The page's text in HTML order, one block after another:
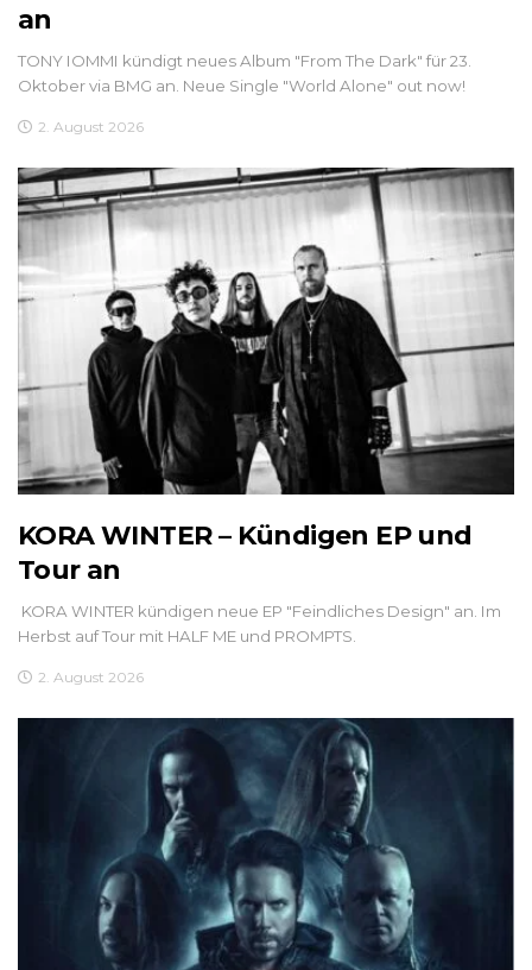
an
TONY IOMMI kündigt neues Album "From The Dark" für 23.
Oktober via BMG an. Neue Single "World Alone" out now!
2. August 2026
KORA WINTER – Kündigen EP und
Tour an
KORA WINTER kündigen neue EP "Feindliches Design" an. Im
Herbst auf Tour mit HALF ME und PROMPTS.
2. August 2026